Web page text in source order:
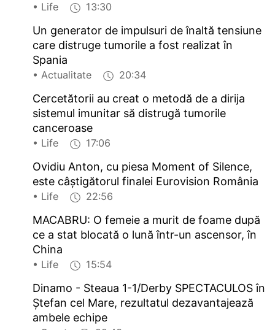
• Life 13:30
Un generator de impulsuri de înaltă tensiune
care distruge tumorile a fost realizat în
Spania
• Actualitate 20:34
Cercetătorii au creat o metodă de a dirija
sistemul imunitar să distrugă tumorile
canceroase
• Life 17:06
Ovidiu Anton, cu piesa Moment of Silence,
este câştigătorul finalei Eurovision România
• Life 22:56
MACABRU: O femeie a murit de foame după
ce a stat blocată o lună într-un ascensor, în
China
• Life 15:54
Dinamo - Steaua 1-1/Derby SPECTACULOS în
Ștefan cel Mare, rezultatul dezavantajează
ambele echipe